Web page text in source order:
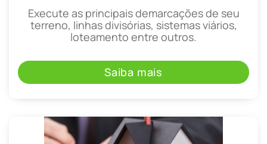
Execute as principais demarcações de seu
terreno, linhas divisórias, sistemas viários,
loteamento entre outros.
Saiba mais